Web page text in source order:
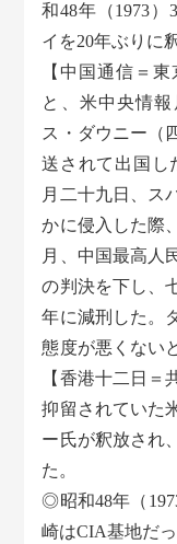
和48年（1973
イを20年ぶりに
【中国通信＝
と、米中央情
ス・ダウニー（
送されて出国
月二十九日、ス
かに侵入した際
月、中国最高人
の判決を下し、
年に減刑した。
態度が悪くない
【香港十二日＝
抑留されていた
ー氏が釈放され
た。
◎昭和48年（
崎はCIA基地だ